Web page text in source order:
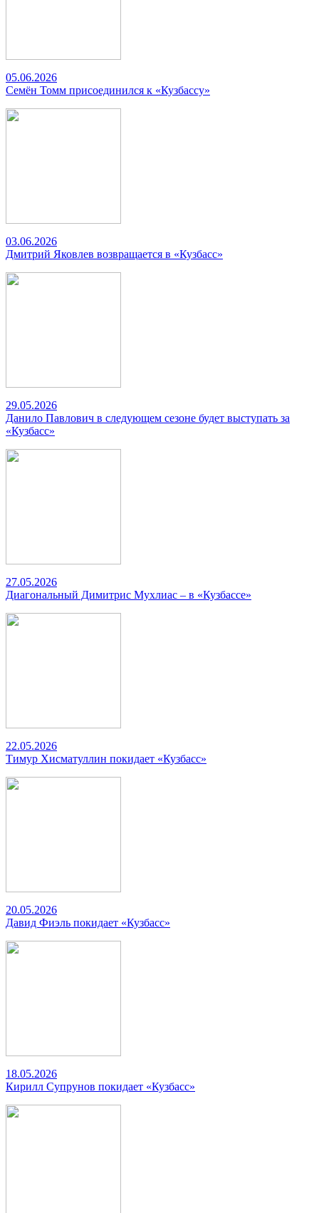
05.06.2026
Семён Томм присоединился к «Кузбассу»
03.06.2026
Дмитрий Яковлев возвращается в «Кузбасс»
29.05.2026
Данило Павлович в следующем сезоне будет выступать за
«Кузбасс»
27.05.2026
Диагональный Димитрис Мухлиас – в «Кузбассе»
22.05.2026
Тимур Хисматуллин покидает «Кузбасс»
20.05.2026
Давид Фиэль покидает «Кузбасс»
18.05.2026
Кирилл Супрунов покидает «Кузбасс»